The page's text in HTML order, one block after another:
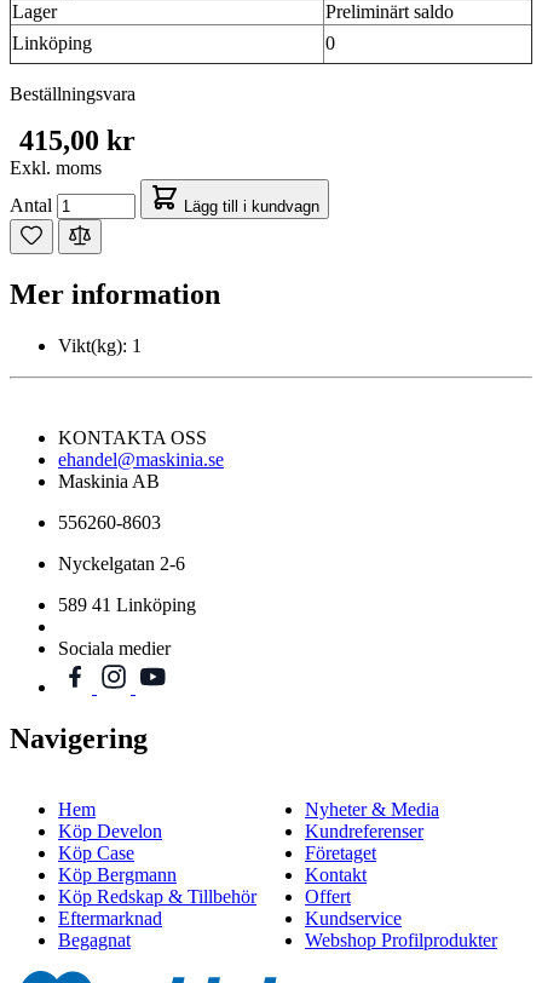
Lager
Preliminärt saldo
Linköping
0
Beställningsvara
415,00 kr
Exkl. moms
Antal
Lägg till i kundvagn
Mer information
Vikt(kg): 1
KONTAKTA OSS
ehandel@maskinia.se
Maskinia AB
556260-8603
Nyckelgatan 2-6
589 41 Linköping
Sociala medier
Navigering
Hem
Köp Develon
Köp Case
Köp Bergmann
Köp Redskap & Tillbehör
Eftermarknad
Begagnat
Nyheter & Media
Kundreferenser
Företaget
Kontakt
Offert
Kundservice
Webshop Profilprodukter